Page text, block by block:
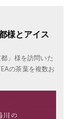
様とアイス
」様を訪問いた
の茶葉を複数お